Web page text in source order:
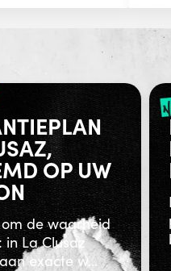
OP UW
de waarheid
La Clusaz
exacte w...